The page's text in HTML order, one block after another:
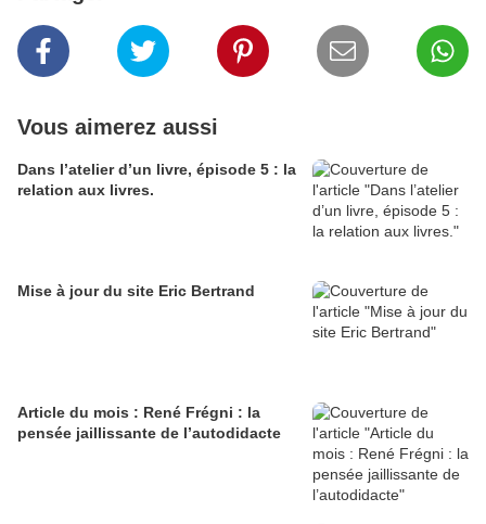
Vous aimerez aussi
Dans l’atelier d’un livre, épisode 5 : la
relation aux livres.
Mise à jour du site Eric Bertrand
Article du mois : René Frégni : la
pensée jaillissante de l’autodidacte